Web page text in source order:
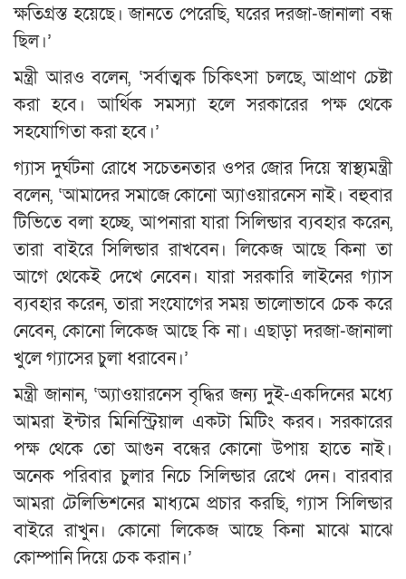
ক্ষতিগ্রস্ত হয়েছে। জানতে পেরেছি, ঘরের দরজা-জানালা বন্ধ
ছিল।’
মন্ত্রী আরও বলেন, ‘সর্বাত্মক চিকিৎসা চলছে, আপ্রাণ চেষ্টা
করা হবে। আর্থিক সমস্যা হলে সরকারের পক্ষ থেকে
সহযোগিতা করা হবে।’
গ্যাস দুর্ঘটনা রোধে সচেতনতার ওপর জোর দিয়ে স্বাস্থ্যমন্ত্রী
বলেন, ‘আমাদের সমাজে কোনো অ্যাওয়ারনেস নাই। বহুবার
টিভিতে বলা হচ্ছে, আপনারা যারা সিলিন্ডার ব্যবহার করেন,
তারা বাইরে সিলিন্ডার রাখবেন। লিকেজ আছে কিনা তা
আগে থেকেই দেখে নেবেন। যারা সরকারি লাইনের গ্যাস
ব্যবহার করেন, তারা সংযোগের সময় ভালোভাবে চেক করে
নেবেন, কোনো লিকেজ আছে কি না। এছাড়া দরজা-জানালা
খুলে গ্যাসের চুলা ধরাবেন।’
মন্ত্রী জানান, ‘অ্যাওয়ারনেস বৃদ্ধির জন্য দুই-একদিনের মধ্যে
আমরা ইন্টার মিনিস্ট্রিয়াল একটা মিটিং করব। সরকারের
পক্ষ থেকে তো আগুন বন্ধের কোনো উপায় হাতে নাই।
অনেক পরিবার চুলার নিচে সিলিন্ডার রেখে দেন। বারবার
আমরা টেলিভিশনের মাধ্যমে প্রচার করছি, গ্যাস সিলিন্ডার
বাইরে রাখুন। কোনো লিকেজ আছে কিনা মাঝে মাঝে
কোম্পানি দিয়ে চেক করান।’